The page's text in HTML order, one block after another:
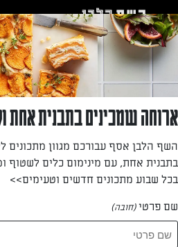
לאזור
תוכן
תחתון
סנדרה דנינו
—
ארוחה שמכינים בתבנית אחת
השף הלבן אסף עבורכם מגוון מתכונים
בתבנית אחת, עם מינימום כלים לשטוף
בכל שבוע מתכונים חדשים וטעימים>>
שם פרטי(חובה)